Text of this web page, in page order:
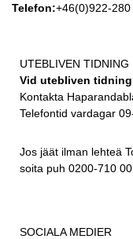
Telefon:+46(0)922-280
UTEBLIVEN TIDNING
Vid utebliven
Kontakta
Telefontid vardagar
Jos jäät ilman lehteä
soita puh 0200-710 00.
SOCIALA MEDIER